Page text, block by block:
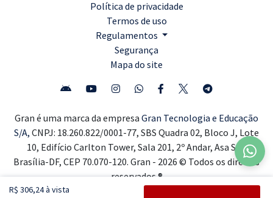
R$ 306,24 à vista
Política de privacidade
Termos de uso
Regulamentos
Segurança
Mapa do site
Gran é uma marca da empresa Gran Tecnologia e Educação
S/A, CNPJ: 18.260.822/0001-77, SBS Quadra 02, Bloco J, Lote
10, Edifício Carlton Tower, Sala 201, 2º Andar, Asa Sul,
Brasília-DF, CEP 70.070-120. Gran - 2026 © Todos os direitos
reservados ®